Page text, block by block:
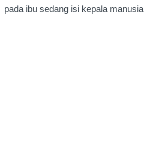
pada ibu sedang isi kepala